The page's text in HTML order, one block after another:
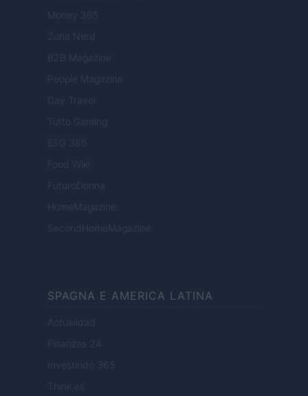
Money 365
Zona Nerd
B2B Magazine
People Magazine
Day Travel
Tutto Gaming
ESG 365
Food Wiki
FuturoDonna
HomeMagazine
SecondHomeMagazine
SPAGNA E AMERICA LATINA
Actualidad
Finanzas 24
Investindo 365
Think.es